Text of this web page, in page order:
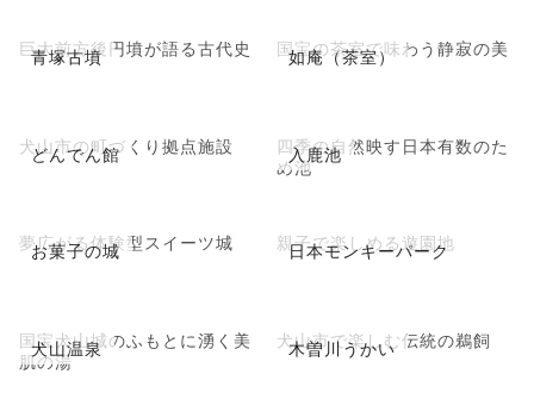
青塚古墳
巨大前方後円墳が語る古代史 如庵（茶室）
国宝の茶室で味わう静寂の美
どんでん館
犬山市の町づくり拠点施設 入鹿池
四季の自然映す日本有数のた
め池
お菓子の城
夢広がる体験型スイーツ城 日本モンキーパーク
親子で楽しめる遊園地
犬山温泉
国宝犬山城のふもとに湧く美
肌の湯
木曽川うかい
犬山市で楽しむ伝統の鵜飼